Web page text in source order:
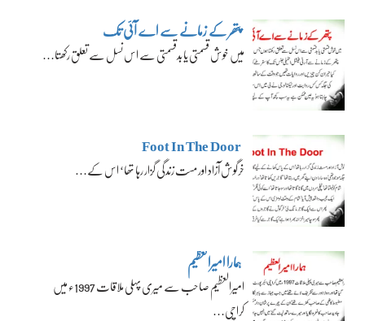
پتھر کے زمانے سے اے آئی تک
میں خوش قسمتی یا بدقسمتی سے اس نسل سے تعلق رکھتا…
Foot In The Door
خرگوش آزاد اور مست زندگی گزار رہا تھا‘ اس کے…
ہمارا امیرالعظیم
امیرالعظیم صاحب سے میری پہلی ملاقات 1997ء میں
کراچی…